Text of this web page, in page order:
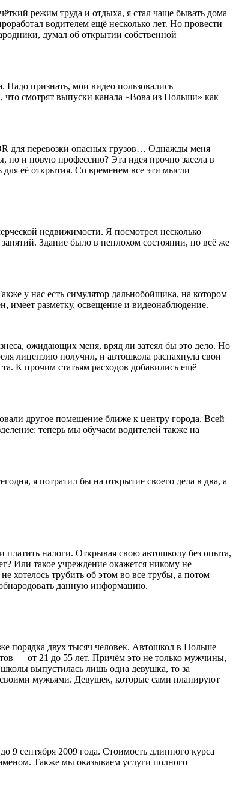
режим труда и отдыха, я стал чаще бывать дома
водителем ещё несколько лет. Но провести
думал об открытии собственной
признать, мои видео пользовались
смотрят выпуски канала «Вова из Польши» как
для перевозки опасных грузов… Однажды меня
но и новую профессию? Эта идея прочно засела в
её открытия. Со временем все эти мысли
недвижимости. Я посмотрел несколько
Здание было в неплохом состоянии, но всё же
у нас есть симулятор дальнобойщика, на котором
имеет разметку, освещение и видеонаблюдение.
ожидающих меня, вряд ли затеял бы это дело. Но
лицензию получил, и автошкола распахнула свои
К прочим статьям расходов добавились ещё
другое помещение ближе к центру города. Всей
теперь мы обучаем водителей также на
я потратил бы на открытие своего дела в два, а
платить налоги. Открывая свою автошколу без опыта,
Или такое учреждение окажется никому не
хотелось трубить об этом во все трубы, а потом
данную информацию.
порядка двух тысяч человек. Автошкол в Польше
— от 21 до 55 лет. Причём это не только мужчины,
выпустилась лишь одна девушка, то за
своими мужьями. Девушек, которые сами планируют
9 сентября 2009 года. Стоимость длинного курса
Также мы оказываем услуги полного